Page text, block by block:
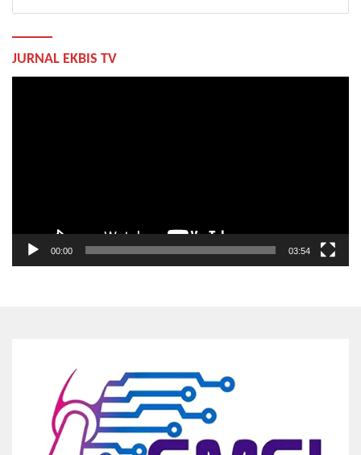
JURNAL EKBIS TV
00:00 03:54